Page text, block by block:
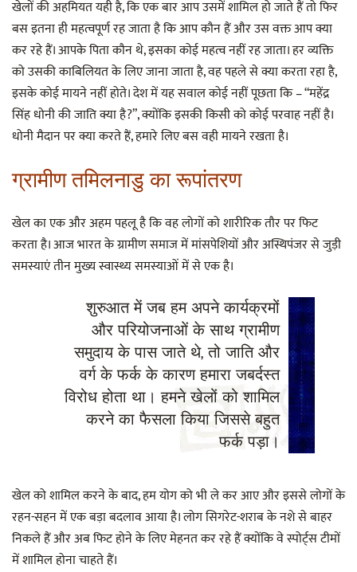
खेलों की अहमियत यही है, कि एक बार आप उसमें शामिल हो जाते हैं तो फिर
बस इतना ही महत्वपूर्ण रह जाता है कि आप कौन हैं और उस वक्त आप क्या
कर रहे हैं। आपके पिता कौन थे, इसका कोई महत्व नहीं रह जाता। हर व्यक्ति
को उसकी काबिलियत के लिए जाना जाता है, वह पहले से क्या करता रहा है,
इसके कोई मायने नहीं होते। देश में यह सवाल कोई नहीं पूछता कि – “महेंद्र
सिंह धोनी की जाति क्या है?”, क्योंकि इसकी किसी को कोई परवाह नहीं है।
धोनी मैदान पर क्या करते हैं, हमारे लिए बस वही मायने रखता है।
ग्रामीण तमिलनाडु का रूपांतरण
खेल का एक और अहम पहलू है कि वह लोगों को शारीरिक तौर पर फिट
करता है। आज भारत के ग्रामीण समाज में मांसपेशियों और अस्थिपंजर से जुड़ी
समस्याएं तीन मुख्य स्वास्थ्य समस्याओं में से एक है।
शुरुआत में जब हम अपने कार्यक्रमों
और परियोजनाओं के साथ ग्रामीण
समुदाय के पास जाते थे, तो जाति और
वर्ग के फर्क के कारण हमारा जबर्दस्त
विरोध होता था। हमने खेलों को शामिल
करने का फैसला किया जिससे बहुत
फर्क पड़ा।
खेल को शामिल करने के बाद, हम योग को भी ले कर आए और इससे लोगों के
रहन-सहन में एक बड़ा बदलाव आया है। लोग सिगरेट-शराब के नशे से बाहर
निकले हैं और अब फिट होने के लिए मेहनत कर रहे हैं क्योंकि वे स्पोर्ट्स टीमों
में शामिल होना चाहते हैं।